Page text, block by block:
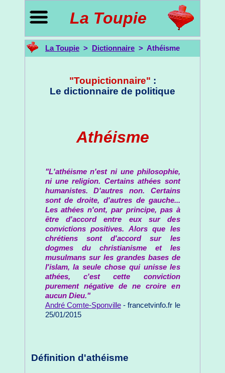
La Toupie
La Toupie > Dictionnaire > Athéisme
"Toupictionnaire" :
Le dictionnaire de politique
Athéisme
"L'athéisme n'est ni une philosophie,
ni une religion. Certains athées sont
humanistes. D'autres non. Certains
sont de droite, d'autres de gauche...
Les athées n'ont, par principe, pas à
être d'accord entre eux sur des
convictions positives. Alors que les
chrétiens sont d'accord sur les
dogmes du christianisme et les
musulmans sur les grandes bases de
l'islam, la seule chose qui unisse les
athées, c'est cette conviction
purement négative de ne croire en
aucun Dieu."
André Comte-Sponville- francetvinfo.fr le
25/01/2015
Définition d'athéisme